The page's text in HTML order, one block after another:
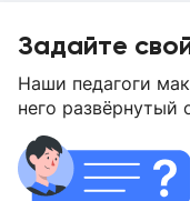
Задайте
Наши педагоги
него развёрнутый